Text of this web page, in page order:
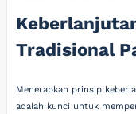
Tradisional
Menerapkan prinsip
adalah kunci untuk